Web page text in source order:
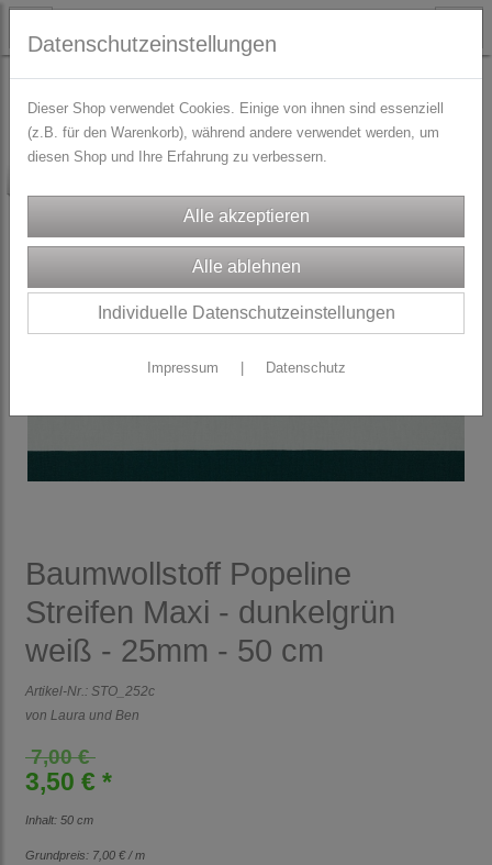
STOFFE Baumwoll-Webware
Baumwollstoff Popeline
Streifen Maxi - dunkelgrün
weiß - 25mm - 50 cm
Artikel-Nr.: STO_252c
von Laura und Ben
7,00 €
3,50 € *
Inhalt: 50 cm
Grundpreis: 7,00 € / m
Datenschutzeinstellungen
Dieser Shop verwendet Cookies. Einige von ihnen sind essenziell
(z.B. für den Warenkorb), während andere verwendet werden, um
diesen Shop und Ihre Erfahrung zu verbessern.
Individuelle Datenschutzeinstellungen
Impressum Datenschutz